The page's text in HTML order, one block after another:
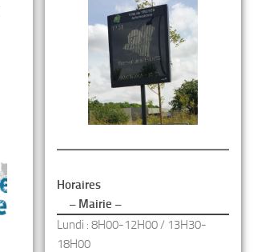
Horaires
– Mairie –
Lundi : 8H00-12H00 / 13H30-
18H00